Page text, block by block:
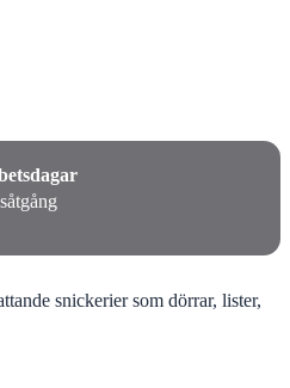
snickerier som dörrar, lister,